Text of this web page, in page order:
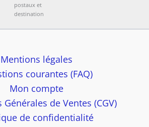
postaux et
destination
Mentions légales
courantes (FAQ)
Mon compte
de Ventes (CGV)
de confidentialité